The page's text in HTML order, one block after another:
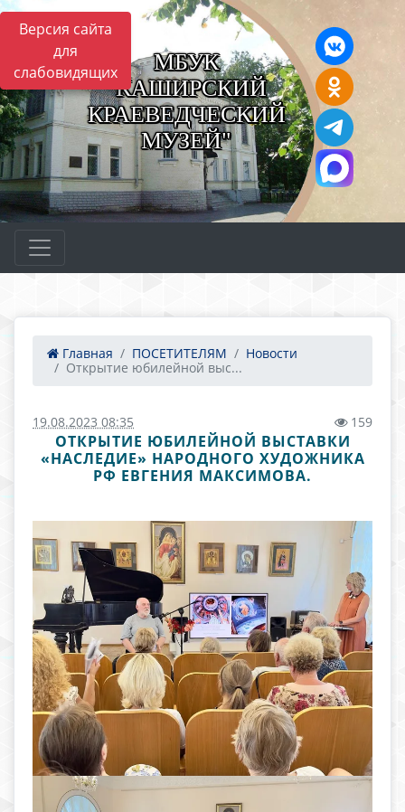
Версия сайта
для
слабовидящих
МБУК
"КАШИРСКИЙ
КРАЕВЕДЧЕСКИЙ
МУЗЕЙ"
Главная ПОСЕТИТЕЛЯМ
Новости
Открытие юбилейной выс...
19.08.2023 08:35 159
ОТКРЫТИЕ ЮБИЛЕЙНОЙ ВЫСТАВКИ
«НАСЛЕДИЕ» НАРОДНОГО ХУДОЖНИКА
РФ ЕВГЕНИЯ МАКСИМОВА.